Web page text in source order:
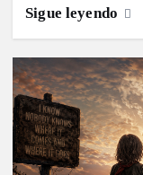
Sigue leyendo